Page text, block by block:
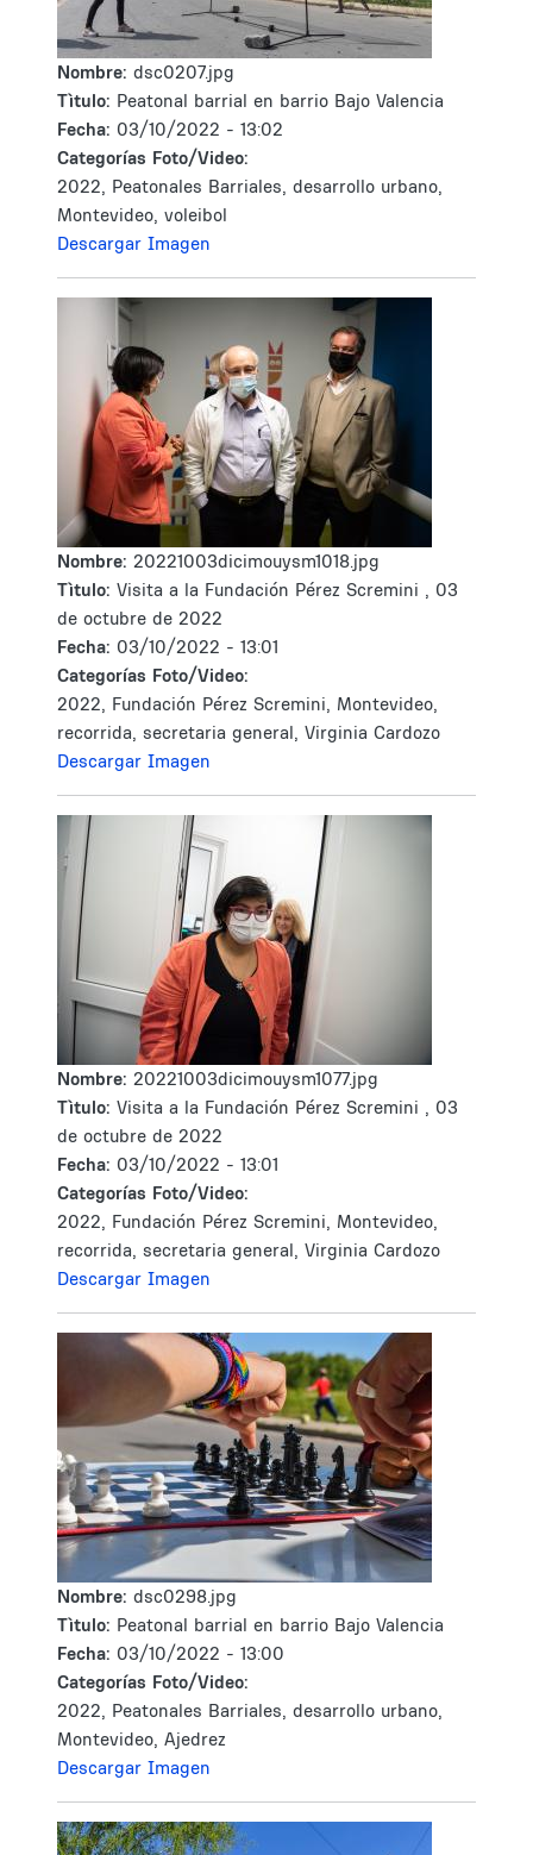
Nombre: dsc0207.jpg
Tìtulo: Peatonal barrial en barrio Bajo Valencia
Fecha: 03/10/2022 - 13:02
Categorías Foto/Video:
2022, Peatonales Barriales, desarrollo urbano,
Montevideo, voleibol
Descargar Imagen
Nombre: 20221003dicimouysm1018.jpg
Tìtulo: Visita a la Fundación Pérez Scremini , 03
de octubre de 2022
Fecha: 03/10/2022 - 13:01
Categorías Foto/Video:
2022, Fundación Pérez Scremini, Montevideo,
recorrida, secretaria general, Virginia Cardozo
Descargar Imagen
Nombre: 20221003dicimouysm1077.jpg
Tìtulo: Visita a la Fundación Pérez Scremini , 03
de octubre de 2022
Fecha: 03/10/2022 - 13:01
Categorías Foto/Video:
2022, Fundación Pérez Scremini, Montevideo,
recorrida, secretaria general, Virginia Cardozo
Descargar Imagen
Nombre: dsc0298.jpg
Tìtulo: Peatonal barrial en barrio Bajo Valencia
Fecha: 03/10/2022 - 13:00
Categorías Foto/Video:
2022, Peatonales Barriales, desarrollo urbano,
Montevideo, Ajedrez
Descargar Imagen